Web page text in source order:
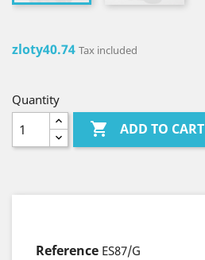
zloty40.74 Tax included
Quantity
 ADD TO CART
Reference ES87/G